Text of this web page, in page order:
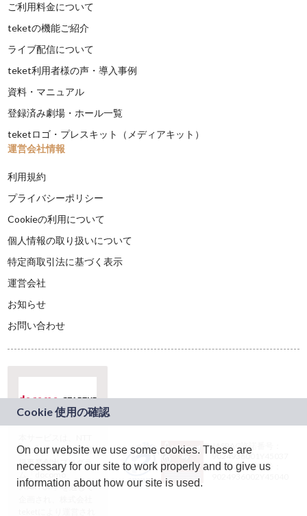
ご利用料金について
teketの機能ご紹介
ライブ配信について
teket利用者様の声・導入事例
資料・マニュアル
登録済み劇場・ホール一覧
teketロゴ・プレスキット（メディアキット）
運営会社情報
利用規約
プライバシーポリシー
Cookieの利用について
個人情報の取り扱いについて
特定商取引法に基づく表示
運営会社
お知らせ
お問い合わせ
ドコモグループの新
規事業創出プログラ
ム「docomo
STARTUP」を通じて
JASRAC許諾番号：
9024936001Y45037
JASRAC許諾番号：
On our website we use some cookies. These are
necessary for our site to work properly and to give us
information about how our site is used.